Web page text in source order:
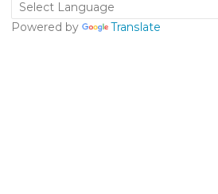
Powered by Translate